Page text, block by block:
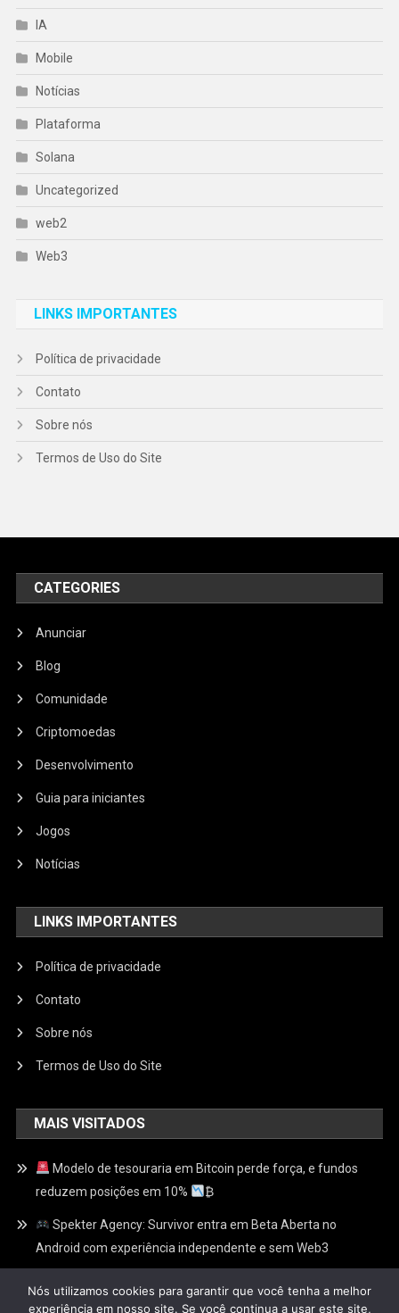
IA
Mobile
Notícias
Plataforma
Solana
Uncategorized
web2
Web3
LINKS IMPORTANTES
Política de privacidade
Contato
Sobre nós
Termos de Uso do Site
CATEGORIES
Anunciar
Blog
Comunidade
Criptomoedas
Desenvolvimento
Guia para iniciantes
Jogos
Notícias
LINKS IMPORTANTES
Política de privacidade
Contato
Sobre nós
Termos de Uso do Site
MAIS VISITADOS
Modelo de tesouraria em Bitcoin perde força, e fundos
reduzem posições em 10%
₿
Spekter Agency: Survivor entra em Beta Aberta no
Android com experiência independente e sem Web3
ser jogado com um clique, sem cadastro e sem carteira
Nós utilizamos cookies para garantir que você tenha a melhor
experiência em nosso site. Se você continua a usar este site,